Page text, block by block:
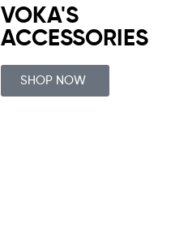
VOKA'S
ACCESSORIES
SHOP NOW